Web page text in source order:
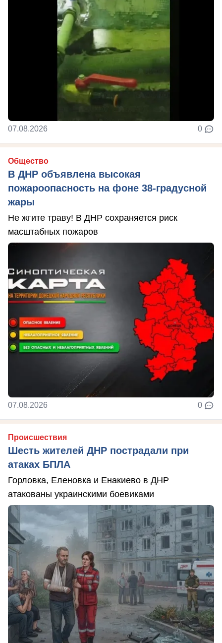
07.08.2026 0
Общество
В ДНР объявлена высокая
пожароопасность на фоне 38-градусной
жары
Не жгите траву! В ДНР сохраняется риск
масштабных пожаров
07.08.2026 0
Происшествия
Шесть жителей ДНР пострадали при
атаках БПЛА
Горловка, Еленовка и Енакиево в ДНР
атакованы украинскими боевиками